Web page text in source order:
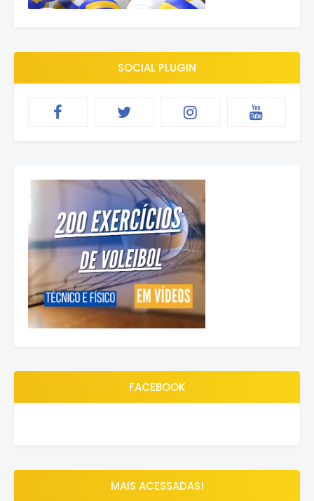
SOCIAL PLUGIN
FACEBOOK
MAIS ACESSADAS!